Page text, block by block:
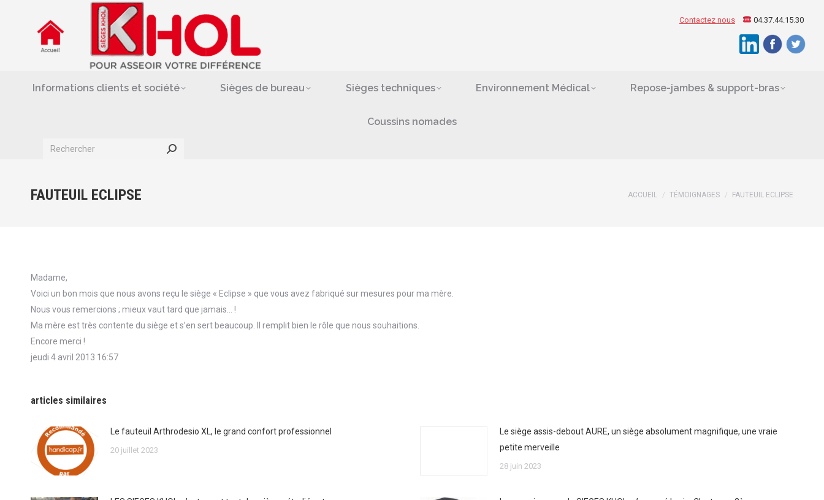
Contactez nous 04.37.44.15.30
Informations clients et société Sièges de bureau Sièges techniques Environnement Médical Repose-jambes & support-bras
Coussins nomades
Search:
FAUTEUIL ECLIPSE Vous êtes ici :
ACCUEIL TÉMOIGNAGES FAUTEUIL ECLIPSE
Madame,
Voici un bon mois que nous avons reçu le siège « Eclipse » que vous avez fabriqué sur mesures pour ma mère.
Nous vous remercions ; mieux vaut tard que jamais… !
Ma mère est très contente du siège et s’en sert beaucoup. Il remplit bien le rôle que nous souhaitions.
Encore merci !
jeudi 4 avril 2013 16:57
articles similaires
Le fauteuil Arthrodesio XL, le grand confort professionnel
20 juillet 2023
Le siège assis-debout AURE, un siège absolument magnifique, une vraie
petite merveille
28 juin 2023
Informations clients et société
Repose-jambes & support-bras